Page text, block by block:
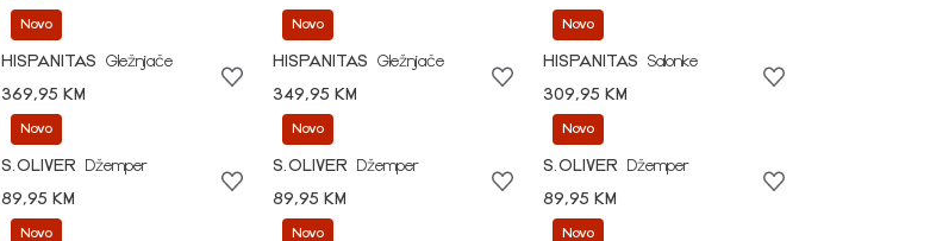
Novo
HISPANITAS
Gležnjače
369,95 KM
Novo
HISPANITAS
Gležnjače
349,95 KM
Novo
HISPANITAS
Salonke
309,95 KM
Novo
S.OLIVER
Džemper
89,95 KM
Novo
S.OLIVER
Džemper
89,95 KM
Novo
S.OLIVER
Džemper
89,95 KM
Novo Novo Novo